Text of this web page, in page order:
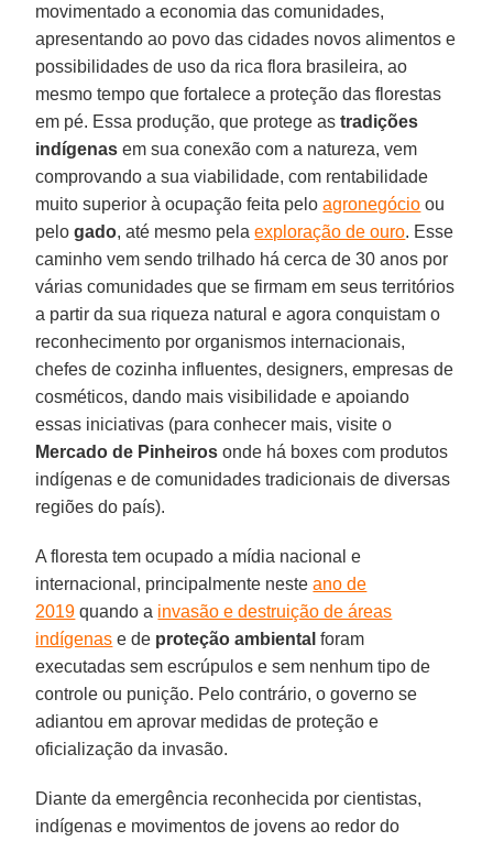
movimentado a economia das comunidades,
apresentando ao povo das cidades novos alimentos e
possibilidades de uso da rica flora brasileira, ao
mesmo tempo que fortalece a proteção das florestas
em pé. Essa produção, que protege astradições
indígenas em sua conexão com a natureza, vem
comprovando a sua viabilidade, com rentabilidade
muito superior à ocupação feita peloagronegócio ou
pelogado, até mesmo pelaexploração de ouro. Esse
caminho vem sendo trilhado há cerca de 30 anos por
várias comunidades que se firmam em seus territórios
a partir da sua riqueza natural e agora conquistam o
reconhecimento por organismos internacionais,
chefes de cozinha influentes, designers, empresas de
cosméticos, dando mais visibilidade e apoiando
essas iniciativas (para conhecer mais, visite o
Mercado de Pinheiros onde há boxes com produtos
indígenas e de comunidades tradicionais de diversas
regiões do país).
A floresta tem ocupado a mídia nacional e
internacional, principalmente nesteano de
2019 quando a invasão e destruição de áreas
indígenas e de proteção ambiental foram
executadas sem escrúpulos e sem nenhum tipo de
controle ou punição. Pelo contrário, o governo se
adiantou em aprovar medidas de proteção e
oficialização da invasão.
Diante da emergência reconhecida por cientistas,
indígenas e movimentos de jovens ao redor do